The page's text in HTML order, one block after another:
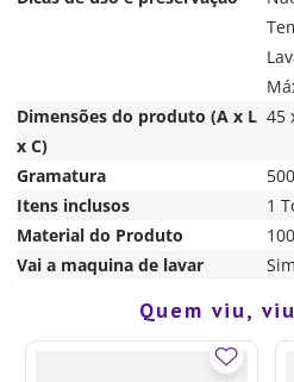
Dimensões do produto (A x L
x C)
45
Gramatura
Itens inclusos
1
Material do Produto
Vai a maquina de lavar
Sim
Quem viu,